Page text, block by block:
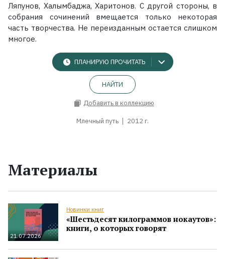
Ляпунов, Халымбаджа, Харитонов. С другой стороны, в
собрания сочинений вмещается только некоторая
часть творчества. Не переизданным остается слишком
многое.
ПЛАНИРУЮ ПРОЧИТАТЬ
НАЙТИ
Добавить в коллекцию
Млечный путь 2012 г.
Материалы
21.07.2026
Новинки книг
«Шестьдесят килограммов нокаутов»:
книги, о которых говорят